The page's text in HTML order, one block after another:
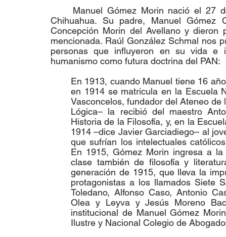
Chihuahua. Su padre, Manuel
Concepción Morin del Avellano y
mencionada. Raúl González Schmal nos
personas que influyeron en su vida e
humanismo como futura doctrina del PAN:
En 1913, cuando Manuel tiene 16
en 1914 se matricula en la Escuela
Vasconcelos, fundador del Ateneo
Lógica– la recibió del maestro
Historia de la Filosofía, y, en la
1914 –dice Javier Garciadiego– al
que sufrían los intelectuales
En 1915, Gómez Morin ingresa a
clase también de filosofía y
generación de 1915, que lleva la
protagonistas a los llamados Siete
Toledano, Alfonso Caso, Antonio
Olea y Leyva y Jesús Moreno
institucional de Manuel Gómez
Ilustre y Nacional Colegio de